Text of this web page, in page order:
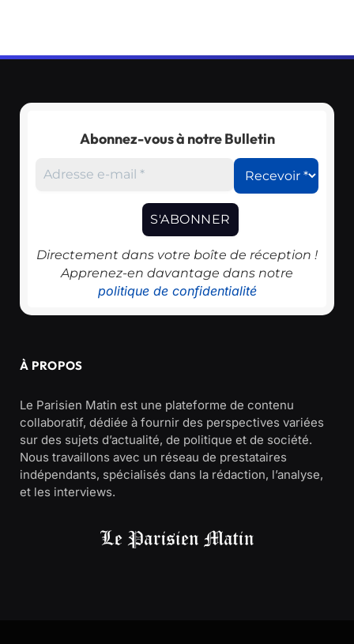
Abonnez-vous à notre Bulletin
Directement dans votre boîte de réception !
Apprenez-en davantage dans notre
politique de confidentialité
À PROPOS
Le Parisien Matin est une plateforme de contenu
collaboratif, dédiée à fournir des perspectives variées
sur des sujets d’actualité, de politique et de société.
Nous travaillons avec un réseau de prestataires
indépendants, spécialisés dans la rédaction, l’analyse,
et les interviews.